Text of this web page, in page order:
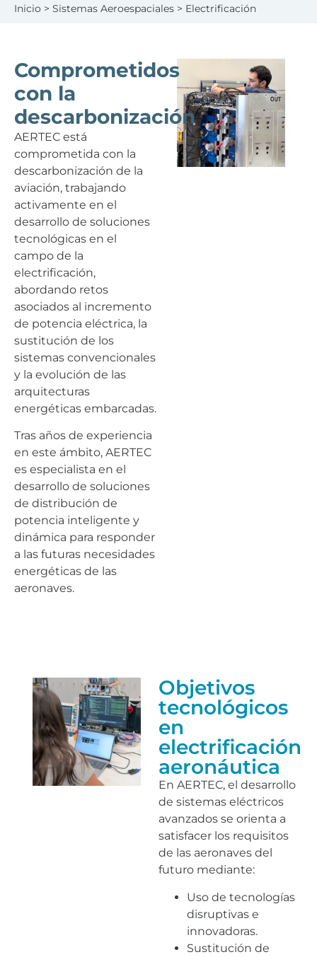
Inicio > Sistemas Aeroespaciales > Electrificación
Comprometidos
con la
descarbonización
AERTEC está
comprometida con la
descarbonización de la
aviación, trabajando
activamente en el
desarrollo de soluciones
tecnológicas en el
campo de la
electrificación,
abordando retos
asociados al incremento
de potencia eléctrica, la
sustitución de los
sistemas convencionales
y la evolución de las
arquitecturas
energéticas embarcadas.
Tras años de experiencia
en este ámbito, AERTEC
es especialista en el
desarrollo de soluciones
de distribución de
potencia inteligente y
dinámica para responder
a las futuras necesidades
energéticas de las
aeronaves.
Objetivos
tecnológicos
en
electrificación
aeronáutica
En AERTEC, el desarrollo
de sistemas eléctricos
avanzados se orienta a
satisfacer los requisitos
de las aeronaves del
futuro mediante:
Uso de tecnologías
disruptivas e
innovadoras.
Sustitución de